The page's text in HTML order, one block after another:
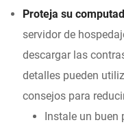
Proteja su
servidor de
descargar las
detalles pueden
consejos para
Instale un